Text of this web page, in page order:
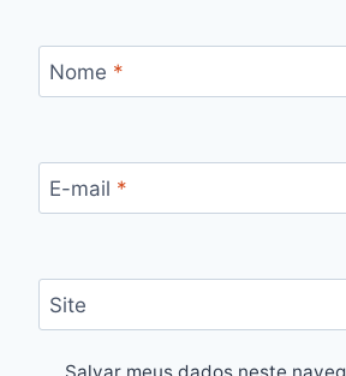
Nome *
E-mail *
Site